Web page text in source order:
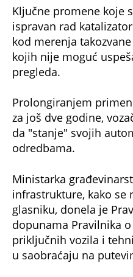
Ključne promene koje
ispravan rad
kod merenja
kojih nije moguć
pregleda.
Prolongiranjem
za još dve godine,
da "stanje" svojih
odredbama.
Ministarka
infrastrukture, kako se
glasniku, donela je
dopunama Pravilnika
priključnih vozila i
u saobraćaju na